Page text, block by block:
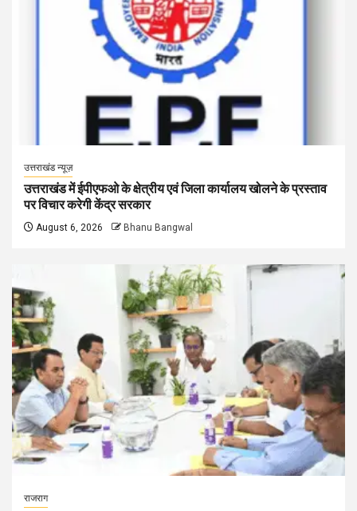
उत्तराखंड न्यूज़
उत्तराखंड में ईपीएफओ के क्षेत्रीय एवं जिला कार्यालय खोलने के प्रस्ताव
पर विचार करेगी केंद्र सरकार
August 6, 2026 Bhanu Bangwal
राजराग